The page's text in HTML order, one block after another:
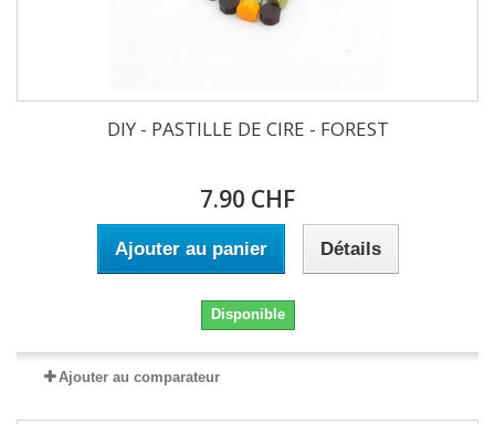
DIY - PASTILLE DE CIRE - FOREST
7.90 CHF
Ajouter au panier Détails
Disponible
Ajouter au comparateur